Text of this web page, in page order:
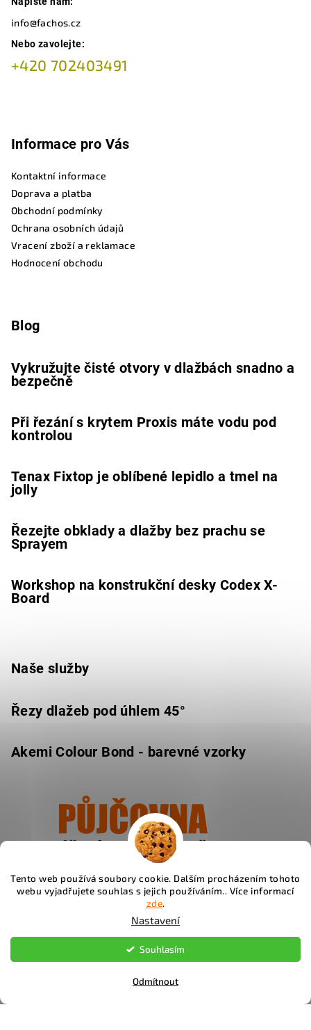
Tento web používá soubory cookie. Dalším procházením tohoto
webu vyjadřujete souhlas s jejich používáním.. Více informací
zde.
Nastavení
Odmítnout
Souhlasím
info@fachos.cz
Nebo zavolejte:
+420 702403491
Informace pro Vás
Kontaktní informace
Doprava a platba
Obchodní podmínky
Ochrana osobních údajů
Vracení zboží a reklamace
Hodnocení obchodu
Blog
Vykružujte čisté otvory v dlažbách snadno a
bezpečně
Při řezání s krytem Proxis máte vodu pod
kontrolou
Tenax Fixtop je oblíbené lepidlo a tmel na
jolly
Řezejte obklady a dlažby bez prachu se
Sprayem
Workshop na konstrukční desky Codex X-
Board
Naše služby
Řezy dlažeb pod úhlem 45°
Akemi Colour Bond - barevné vzorky
Ukázat
Instagram